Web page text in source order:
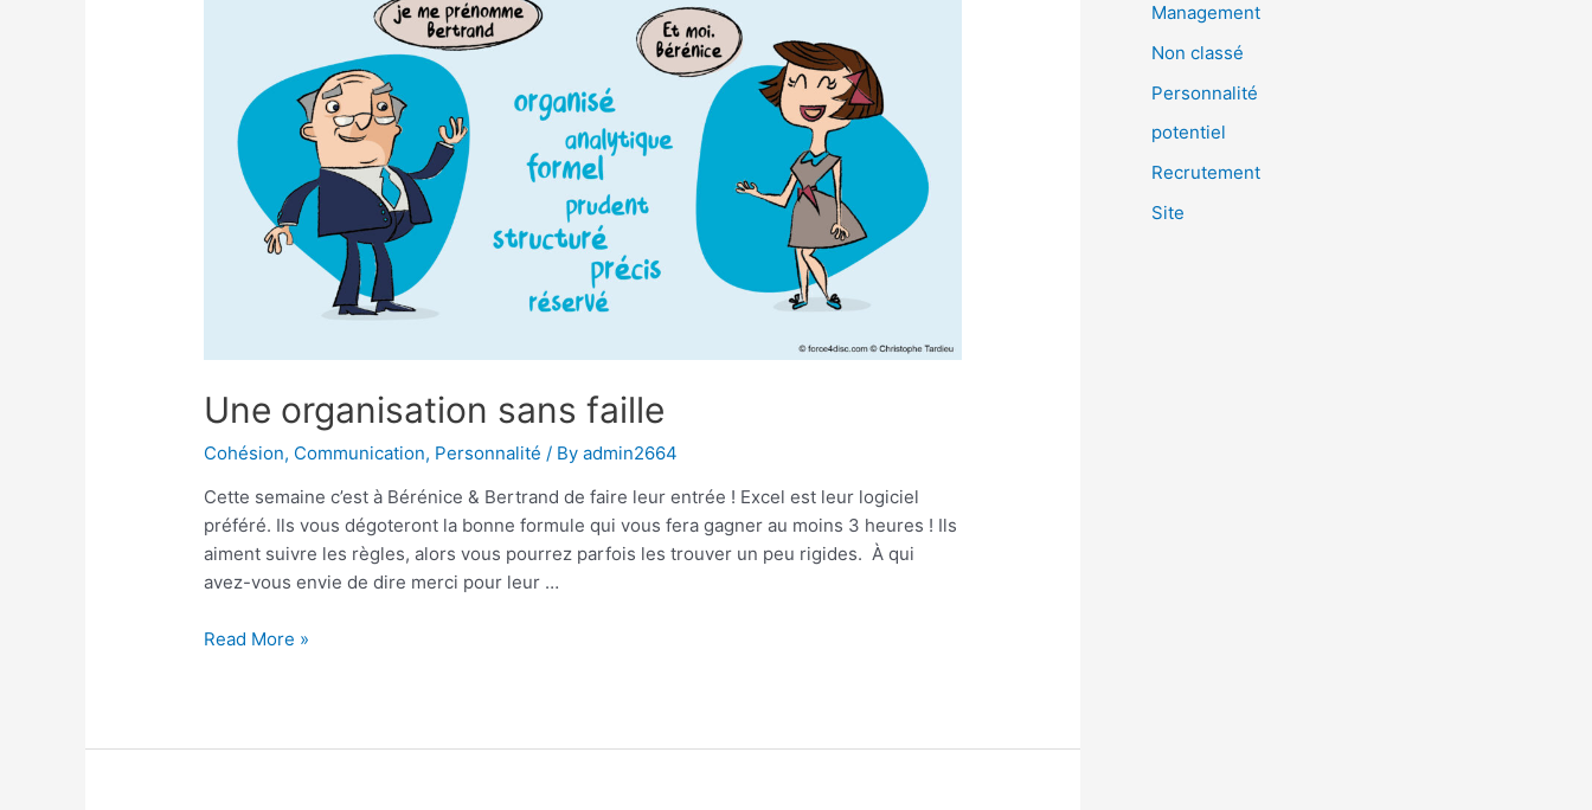
Une organisation sans faille
Cohésion, Communication, Personnalité / Byadmin2664
Cette semaine c’est à Bérénice & Bertrand de faire leur entrée ! Excel est leur logiciel
préféré. Ils vous dégoteront la bonne formule qui vous fera gagner au moins 3 heures ! Ils
aiment suivre les règles, alors vous pourrez parfois les trouver un peu rigides. À qui
avez-vous envie de dire merci pour leur …
Une
Read More »
Management
Non classé
Personnalité
potentiel
Recrutement
Site